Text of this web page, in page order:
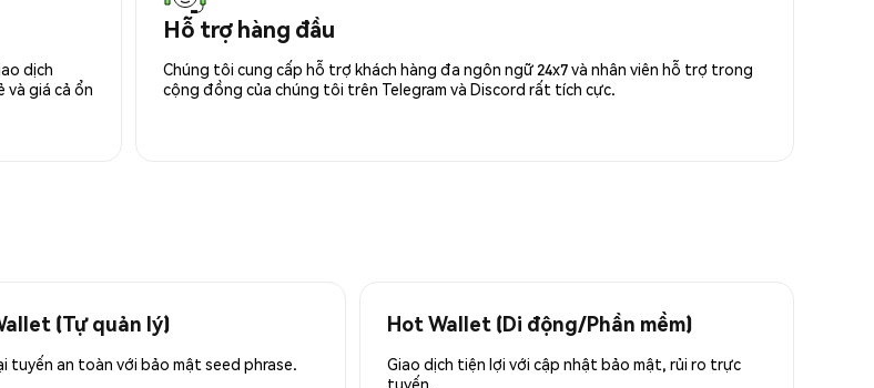
dịch
và giá cả ổn
Hỗ trợ hàng đầu
Chúng tôi cung cấp hỗ trợ khách hàng đa ngôn ngữ 24x7 và nhân viên hỗ trợ trong
cộng đồng của chúng tôi trên Telegram và Discord rất tích cực.
(Tự quản lý)
tuyến an toàn với bảo mật seed phrase.
Hot Wallet (Di động/Phần mềm)
Giao dịch tiện lợi với cập nhật bảo mật, rủi ro trực
tuyến.